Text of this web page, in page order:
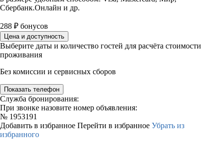
Сбербанк.Онлайн и др.
288 ₽ бонусов
Цена и доступность
Выберите даты и количество гостей для расчёта стоимости
проживания
Без комиссии и сервисных сборов
Показать телефон
Служба бронирования:
При звонке назовите номер объявления:
№ 1953191
Добавить в избранное Перейти в избранное Убрать из
избранного